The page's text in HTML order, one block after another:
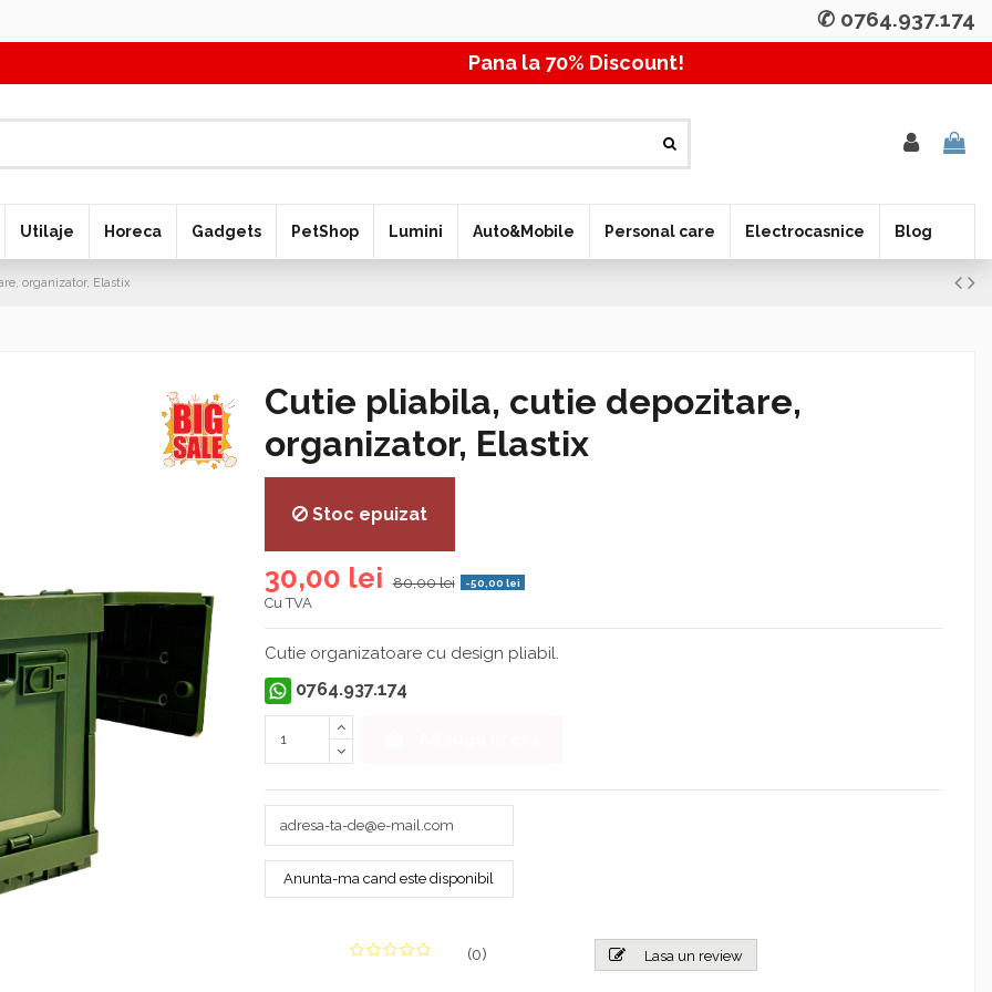
✆ 0764.937.174
Pana la 70% Discount! Pana
Utilaje Horeca Gadgets PetShop Lumini Auto&Mobile Personal care Electrocasnice Blog
organizator, Elastix
Cutie pliabila, cutie depozitare,
organizator, Elastix
Stoc epuizat
30,00 lei 80,00 lei -50,00 lei
Cu TVA
Cutie organizatoare cu design pliabil.
0764.937.174
(0) Lasa un review